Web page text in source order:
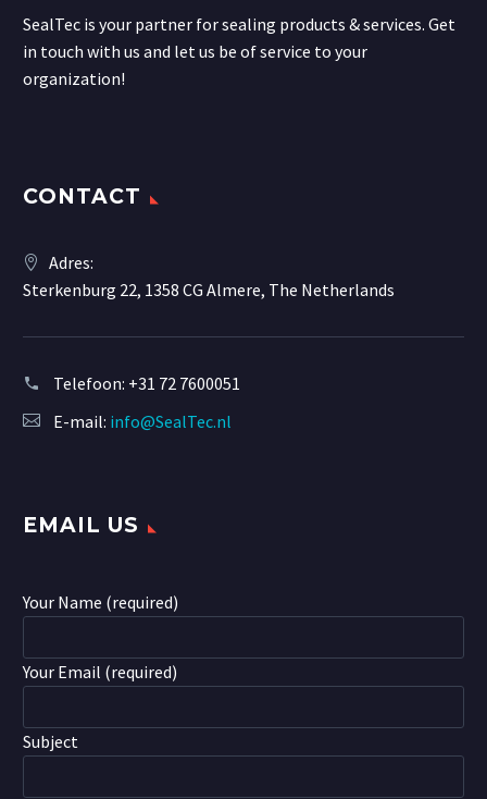
SealTec is your partner for sealing products & services. Get
in touch with us and let us be of service to your
organization!
CONTACT
Adres:
Sterkenburg 22, 1358 CG Almere, The Netherlands
Telefoon: +31 72 7600051
E-mail: info@SealTec.nl
EMAIL US
Your Name (required)
Your Email (required)
Subject